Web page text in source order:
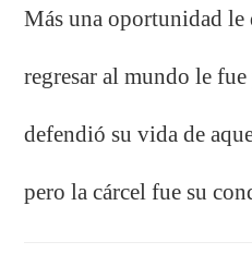
Más una oportunidad le
regresar al mundo le
defendió su vida de
pero la cárcel fue su